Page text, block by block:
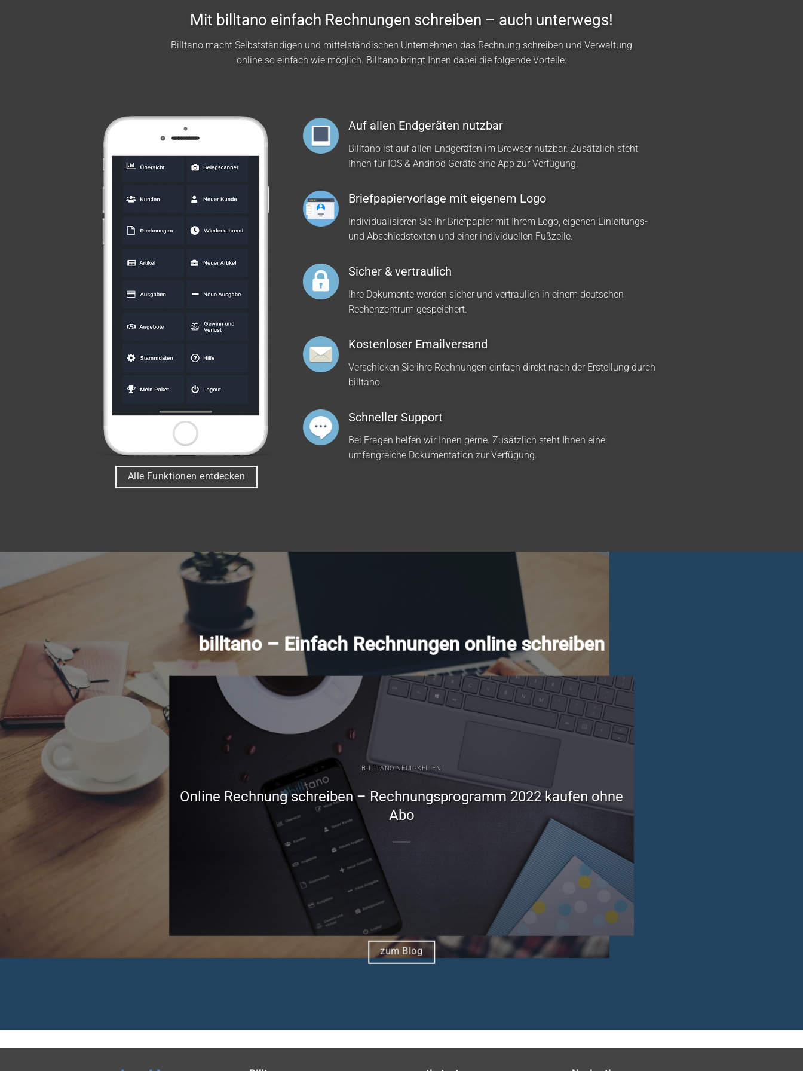
Mit billtano einfach Rechnungen schreiben – auch unterwegs!
Billtano macht Selbstständigen und mittelständischen Unternehmen das Rechnung schreiben und Verwaltung
online so einfach wie möglich. Billtano bringt Ihnen dabei die folgende Vorteile:
Alle Funktionen entdecken
Auf allen Endgeräten nutzbar
Billtano ist auf allen Endgeräten im Browser nutzbar. Zusätzlich steht
Ihnen für IOS & Andriod Geräte eine App zur Verfügung.
Briefpapiervorlage mit eigenem Logo
Individualisieren Sie Ihr Briefpapier mit Ihrem Logo, eigenen Einleitungs-
und Abschiedstexten und einer individuellen Fußzeile.
Sicher & vertraulich
Ihre Dokumente werden sicher und vertraulich in einem deutschen
Rechenzentrum gespeichert.
Kostenloser Emailversand
Verschicken Sie ihre Rechnungen einfach direkt nach der Erstellung durch
billtano.
Schneller Support
Bei Fragen helfen wir Ihnen gerne. Zusätzlich steht Ihnen eine
umfangreiche Dokumentation zur Verfügung.
billtano – Einfach Rechnungen online schreiben
BILLTANO NEUIGKEITEN
Online Rechnung schreiben – Rechnungsprogramm 2022 kaufen ohne
Abo
zum Blog